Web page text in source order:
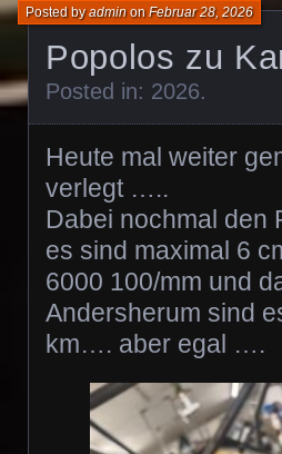
Popolos zu
Posted byadminonFebruar 28, 2026
Posted in: 2026.
Heute mal weiter
verlegt …..
Dabei nochmal den
es sind maximal 6
6000 100/mm und
Andersherum sind
km…. aber egal ….